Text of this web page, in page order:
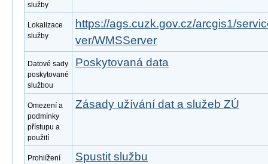
služby
Lokalizace
služby
https://ags.cuzk.gov.cz/arcgis1/
ver/WMSServer
Datové sady
poskytované
službou
Poskytovaná data
Omezení a
podmínky
přístupu a
použití
Zásady užívání dat a služeb ZÚ
Prohlížení
Spustit službu